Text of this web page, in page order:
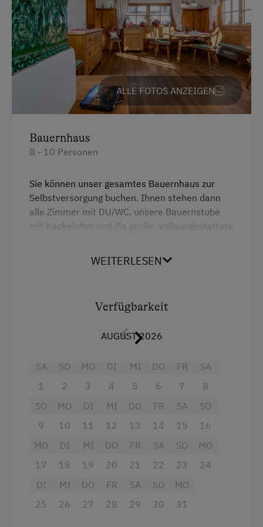
Mithilfe am Hof
Aktivurlaub Winter
Skifahren
Sanfter Winter
Langlaufen
Skitouren
Kulinarik / Genuss
Kräutererlebnis
Urlaub für Familien
Familienfreundliche Unterkünfte
Romantikurlaub zu zweit
Gesundheitsurlaub
Nachhaltiger Urlaub
Besondere Unterkünfte
Historische Höfe
Erbhöfe
ALLE FOTOS ANZEIGEN
Bauernhaus
8 - 10 Personen
Sie können unser gesamtes Bauernhaus zur
Selbstversorgung buchen. Ihnen stehen dann
alle Zimmer mit DU/WC, unsere Bauernstube
mit Kachelofen und die große, vollausgestattete
können Sie auch alle anderen Angebote am Hof,
wie unsere Sauna, den Badeteich u.a. nutzen
Aussicht auf eine Berglandschaft
Fernseher
Haupthaus
Doppelbett
Einzelbett
WEITERLESEN
Verfügbarkeit
AUGUST 2026
SA
1
SO
2
MO
3
DI
4
MI
5
DO
6
FR
7
SA
8
SO
9
MO
10
DI
11
MI
12
DO
13
FR
14
SA
15
SO
16
MO
17
DI
18
MI
19
DO
20
FR
21
SA
22
SO
23
MO
24
DI
25
MI
26
DO
27
FR
28
SA
29
SO
30
MO
31